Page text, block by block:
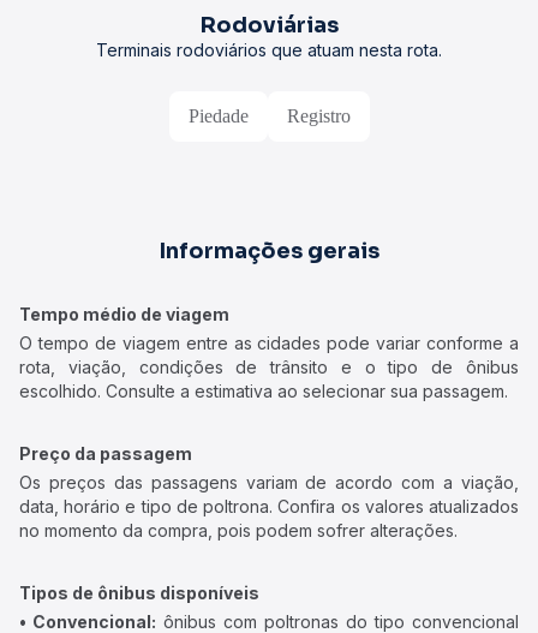
Rodoviárias
Terminais rodoviários que atuam nesta rota.
Piedade Registro
Informações gerais
Tempo médio de viagem
O tempo de viagem entre as cidades pode variar conforme a
rota, viação, condições de trânsito e o tipo de ônibus
escolhido. Consulte a estimativa ao selecionar sua passagem.
Preço da passagem
Os preços das passagens variam de acordo com a viação,
data, horário e tipo de poltrona. Confira os valores atualizados
no momento da compra, pois podem sofrer alterações.
Tipos de ônibus disponíveis
• Convencional: ônibus com poltronas do tipo convencional